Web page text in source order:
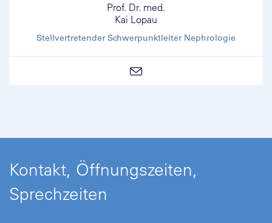
Prof. Dr. med.
Kai Lopau
Stellvertretender Schwerpunktleiter Nephrologie
Kontakt, Öffnungszeiten,
Sprechzeiten